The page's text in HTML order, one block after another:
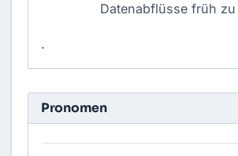
Datenabflüsse früh
.
Pronomen